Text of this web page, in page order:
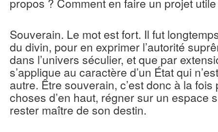
Souverain. Le mot est fort. Il fut
du divin, pour en exprimer l’autorité
dans l’univers séculier, et que par
s’applique au caractère d’un État qui
autre. Être souverain, c’est donc à la
choses d’en haut, régner sur un espace
rester maître de son destin.